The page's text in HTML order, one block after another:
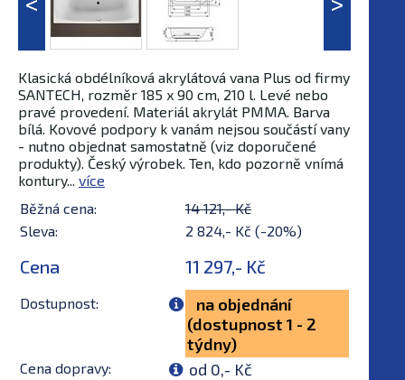
Klasická obdélníková akrylátová vana Plus od firmy
SANTECH, rozměr 185 x 90 cm, 210 l. Levé nebo
pravé provedení. Materiál akrylát PMMA. Barva
bílá. Kovové podpory k vanám nejsou součástí vany
- nutno objednat samostatně (viz doporučené
produkty). Český výrobek. Ten, kdo pozorně vnímá
kontury... více
Běžná cena:
14 121,- Kč
Sleva:
2 824,- Kč (-20%)
Cena 11 297,- Kč
Dostupnost:
na objednání
(dostupnost 1 - 2
týdny)
Cena dopravy: od 0,- Kč